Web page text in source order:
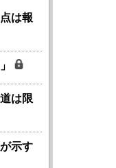
は報
は限
示す